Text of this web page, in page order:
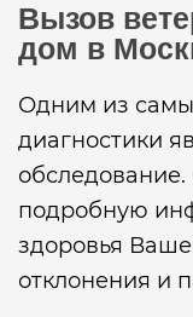
Вызов
дом в
Одним из
диагностики
подробную
здоровья
отклонения и